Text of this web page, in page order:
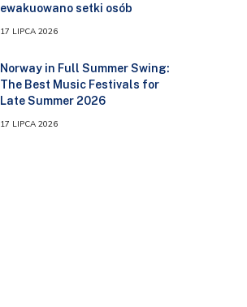
ewakuowano setki osób
17 LIPCA 2026
Norway in Full Summer Swing:
The Best Music Festivals for
Late Summer 2026
17 LIPCA 2026